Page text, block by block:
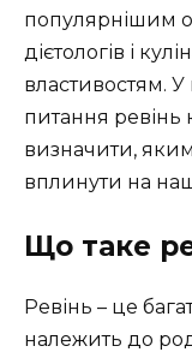
популярнішим
дієтологів і
властивостям.
питання ревінь
визначити,
вплинути на
Що таке
Ревінь – це
належить до